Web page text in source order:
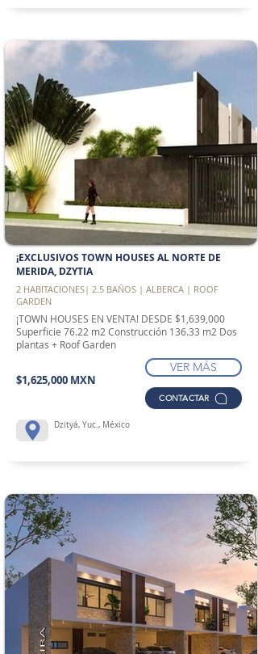
¡EXCLUSIVOS TOWN HOUSES AL NORTE DE
MERIDA, DZYTIA
2 HABITACIONES| 2.5 BAÑOS | ALBERCA | ROOF
GARDEN
¡TOWN HOUSES EN VENTA! DESDE $1,639,000
Superficie 76.22 m2 Construcción 136.33 m2 Dos
plantas + Roof Garden
$1,625,000 MXN
VER MÁS
CONTACTAR
Dzityá, Yuc., México